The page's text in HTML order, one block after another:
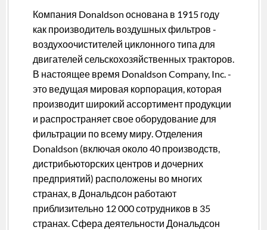
Компания Donaldson основана в 1915 году
как производитель воздушных фильтров -
воздухоочистителей циклонного типа для
двигателей сельскохозяйственных тракторов.
В настоящее время Donaldson Company, Inc. -
это ведущая мировая корпорация, которая
производит широкий ассортимент продукции
и распространяет свое оборудование для
фильтрации по всему миру. Отделения
Donaldson (включая около 40 производств,
дистрибьюторских центров и дочерних
предприятий) расположены во многих
странах, в Дональдсон работают
приблизительно 12 000 сотрудников в 35
странах. Сфера деятельности Дональдсон